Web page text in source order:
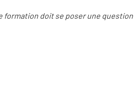
formation doit se poser une question